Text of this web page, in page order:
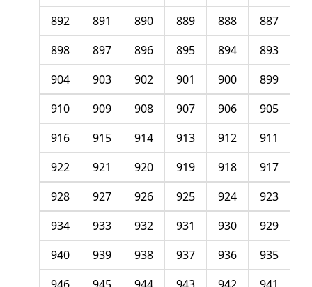
887
888
889
890
891
892
893
894
895
896
897
898
899
900
901
902
903
904
905
906
907
908
909
910
911
912
913
914
915
916
917
918
919
920
921
922
923
924
925
926
927
928
929
930
931
932
933
934
935
936
937
938
939
940